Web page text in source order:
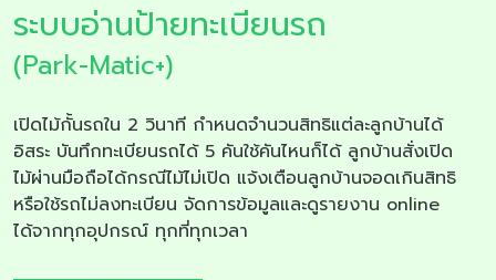
ระบบอ่านป้ายทะเบียนรถ
(Park-Matic+)
เปิดไม้กั้นรถใน 2 วินาที กำหนดจำนวนสิทธิแต่ละลูกบ้านได้
อิสระ บันทึกทะเบียนรถได้ 5 คันใช้คันไหนก็ได้ ลูกบ้านสั่งเปิด
ไม้ผ่านมือถือได้กรณีไม้ไม่เปิด แจ้งเตือนลูกบ้านจอดเกินสิทธิ
หรือใช้รถไม่ลงทะเบียน จัดการข้อมูลและดูรายงาน online
ได้จากทุกอุปกรณ์ ทุกที่ทุกเวลา